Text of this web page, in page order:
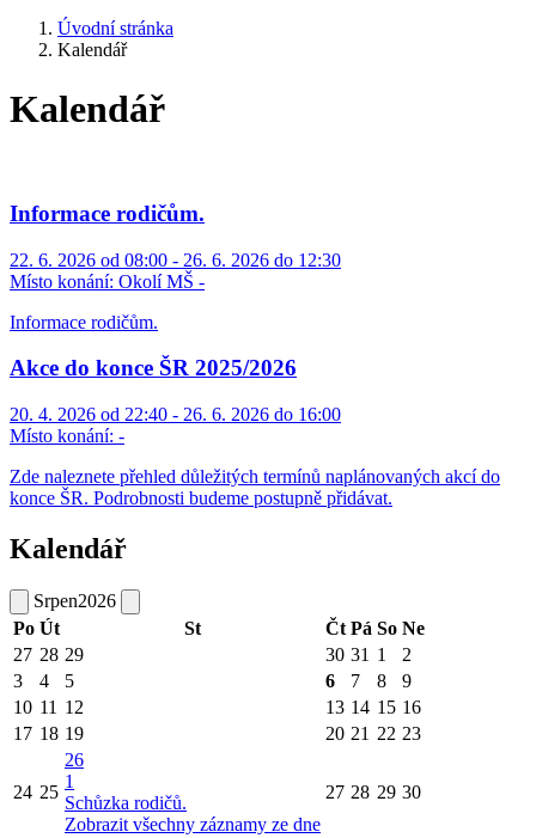
Úvodní stránka
Kalendář
Kalendář
Informace rodičům.
22. 6. 2026 od 08:00 - 26. 6. 2026 do 12:30
Místo konání: Okolí MŠ -
Informace rodičům.
Akce do konce ŠR 2025/2026
20. 4. 2026 od 22:40 - 26. 6. 2026 do 16:00
Místo konání: -
Zde naleznete přehled důležitých termínů naplánovaných akcí do
konce ŠR. Podrobnosti budeme postupně přidávat.
Kalendář
Srpen2026
Po Út St Čt Pá So Ne
27 28 29 30 31 1
2
3
4 5 6 7 8
9
10 11 12 13 14 15 16
17 18 19 20 21 22 23
24 25
26
1
Schůzka rodičů.
Zobrazit všechny záznamy ze dne
27 28 29 30